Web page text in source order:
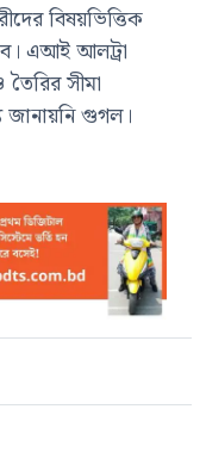
বিষয়ভিত্তিক
এআই আলট্রা
সীমা
জানায়নি গুগল।